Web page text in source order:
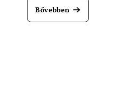
Bővebben